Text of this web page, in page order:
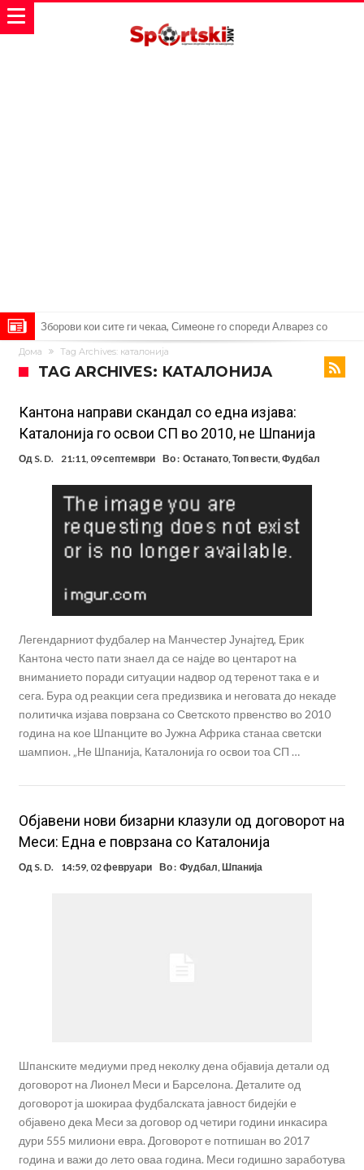
Реал Мадрид ја прекинува потрагата по нов играч за врска
Мекгрегор успешно опериран: Коленото е средено, се враќам
Ханси Флик не жали долго за Араухо, туку брзо најде замена во
англиската Премиер лига
Играч на Барселона бесен го напушти тренингот по
срцепарателните зборови на Флик
Кам-бек на терен за Мудрик по над 600 дена, но веднаш
заМИнува на позајмица!?
Џејк Пол започнува голем напад на УФЦ
укине
Француски судија обвинет за семејно насилство – му се заканува
18 месеци затвор
Ова никогаш не му се случило на Новак: Синер и Алкараз се
Дома Tag Archives: каталонија
TAG ARCHIVES: КАТАЛОНИЈА
Кантона направи скандал со една изјава:
Каталонија го освои СП во 2010, не Шпанија
Од S. D. 21:11, 09 септември Во : Останато, Топ вести, Фудбал
Легендарниот фудбалер на Манчестер Јунајтед, Ерик
Кантона често пати знаел да се најде во центарот на
вниманието поради ситуации надвор од теренот така е и
сега. Бура од реакции сега предизвика и неговата до некаде
политичка изјава поврзана со Светското првенство во 2010
година на кое Шпанците во Јужна Африка станаа светски
шампион. „Не Шпанија, Каталонија го освои тоа СП …
Oбјавени нови бизарни клазули од договорот на
Меси: Една е поврзана со Каталонија
Од S. D. 14:59, 02 февруари Во : Фудбал Шпанија
Шпанските медиуми пред неколку дена објавија детали од
договорот на Лионел Меси и Барселона. Деталите од
договорот ја шокираа фудбалската јавност бидејќи е
објавено дека Меси за договор од четири години инкасира
дури 555 милиони евра. Договорот е потпишан во 2017
година и важи до лето оваа година. Меси годишно заработува